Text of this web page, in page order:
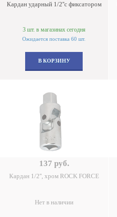
Кардан ударный 1/2''с фиксатором
3 шт. в магазинах сегодня
Ожидается поставка 60 шт.
В КОРЗИНУ
137 руб.
Кардан 1/2'', хром ROCK FORCE
Нет в наличии